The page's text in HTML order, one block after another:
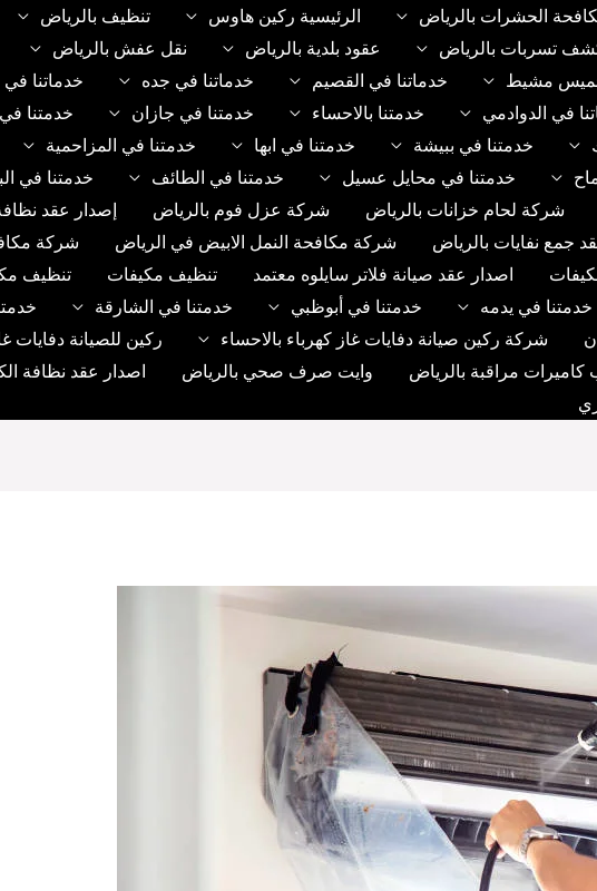
الحشرات بالرياض الرئيسية ركين هاوس تنظيف بالرياض
تسربات بالرياض عقود بلدية بالرياض نقل عفش بالرياض
خميس مشيط خدماتنا في القصيم خدماتنا في جده خدماتنا
في الدوادمي خدمتنا بالاحساء خدمتنا في جازان
خدمتنا في
خدمتنا في ببيشة خدمتنا في ابها خدمتنا في المزاحمية
خدمتنا في محايل عسيل خدمتنا في الطائف
خدمتنا في
شركة لحام خزانات بالرياض شركة عزل فوم بالرياض
إصدار عقد
جمع نفايات بالرياض شركة مكافحة النمل الابيض في الرياض
شركة
اصدار عقد صيانة فلاتر سايلوه معتمد تنظيف مكيفات
تنظيف
خدمتنا في يدمه خدمتنا في أبوظبي خدمتنا في الشارقة
شركة ركين صيانة دفايات غاز كهرباء بالاحساء
ركين للصيانة دفايات
مراقبة بالرياض وايت صرف صحي بالرياض
اصدار عقد نظافة